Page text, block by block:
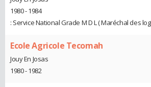
1980 - 1984
: Service National Grade M D L ( Maréchal des
Ecole Agricole Tecomah
Jouy En Josas
1980 - 1982